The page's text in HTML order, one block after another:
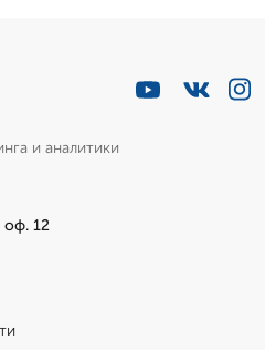
и аналитики
оф. 12